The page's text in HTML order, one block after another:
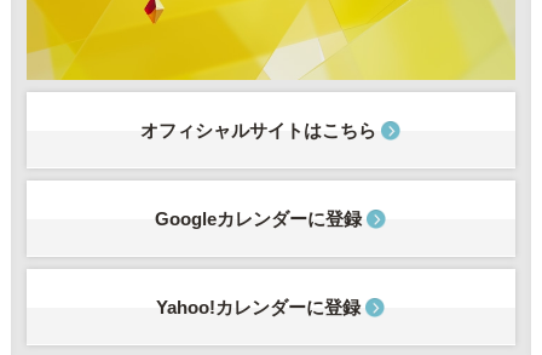
オフィシャルサイトはこちら
Googleカレンダーに登録
Yahoo!カレンダーに登録